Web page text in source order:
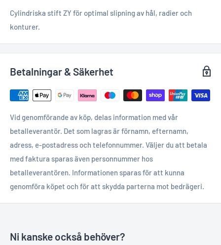
Cylindriska stift ZY för optimal slipning av hål, radier och
konturer.
Betalningar & Säkerhet
Vid genomförande av köp, delas information med vår
betalleverantör. Det som lagras är förnamn, efternamn,
adress, e-postadress och telefonnummer. Väljer du att betala
med faktura sparas även personnummer hos
betalleverantören. Informationen sparas för att kunna
genomföra köpet och för att skydda parterna mot bedrägeri.
Ni kanske också behöver?